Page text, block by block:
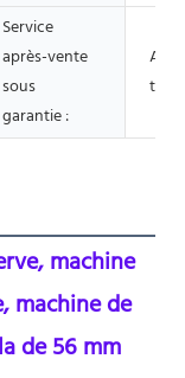
Service
après-vente
sous
garantie :
machine
machine de
de 56 mm